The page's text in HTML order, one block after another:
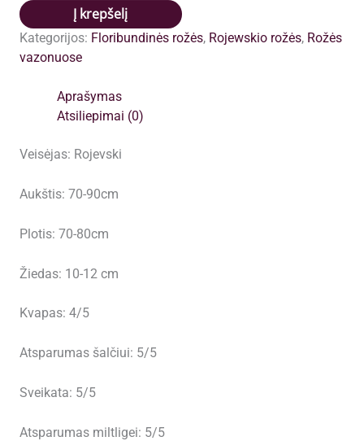
produkto
kiekis:
Fantasmagoria
Į krepšelį
Kategorijos: Floribundinės rožės, Rojewskio rožės, Rožės
vazonuose
Aprašymas
Atsiliepimai (0)
Veisėjas: Rojevski
Aukštis: 70-90cm
Plotis: 70-80cm
Žiedas: 10-12 cm
Kvapas: 4/5
Atsparumas šalčiui: 5/5
Sveikata: 5/5
Atsparumas miltligei: 5/5